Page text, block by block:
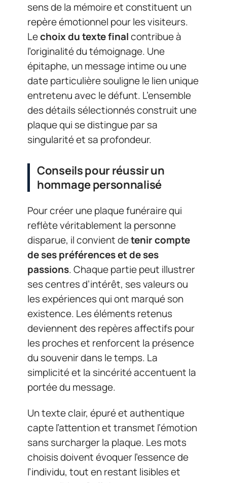
sens de la mémoire et constituent un
repère émotionnel pour les visiteurs.
Lechoix du texte finalcontribue à
l’originalité du témoignage. Une
épitaphe, un message intime ou une
date particulière souligne le lien unique
entretenu avec le défunt. L’ensemble
des détails sélectionnés construit une
plaque qui se distingue par sa
singularité et sa profondeur.
Conseils pour réussir un
hommage personnalisé
Pour créer une plaque funéraire qui
reflète véritablement la personne
disparue, il convient detenir compte
de ses préférences et de ses
passions. Chaque partie peut illustrer
ses centres d’intérêt, ses valeurs ou
les expériences qui ont marqué son
existence. Les éléments retenus
deviennent des repères affectifs pour
les proches et renforcent la présence
du souvenir dans le temps. La
simplicité et la sincérité accentuent la
portée du message.
Un texte clair, épuré et authentique
capte l’attention et transmet l’émotion
sans surcharger la plaque. Les mots
choisis doivent évoquer l’essence de
l’individu, tout en restant lisibles et